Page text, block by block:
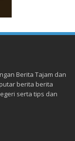
Berita Tajam dan
berita berita
serta tips dan